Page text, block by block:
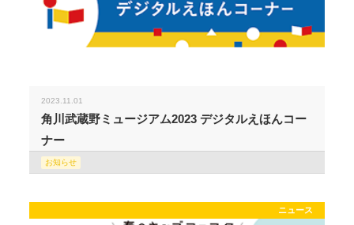
2023.11.01
角川武蔵野ミュージアム2023 デジタルえほんコー
ナー
お知らせ
ニュース